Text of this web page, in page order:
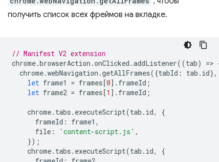
получить список всех фреймов на вкладке.
// Manifest V2 extension
chrome.browserAction .onClicked .addListener((tab) =>
chrome.webNavigation .getAllFrames({tabId : tab . id},
let frame1 = frames[0]. frameId ;
let frame2 = frames[1 ]. frameId ;
chrome. tabs . executeScript(tab . id,
{
frameId : frame1 ,
file : 'content-script.js' ,
});
chrome. tabs . executeScript(tab . id,
{